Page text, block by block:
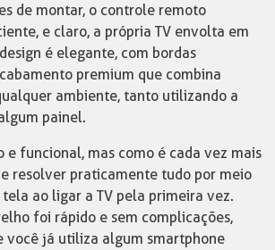
de montar, o controle remoto
e claro, a própria TV envolta em
é elegante, com bordas
premium que combina
ambiente, tanto utilizando a
painel.
e funcional, mas como é cada vez mais
resolver praticamente tudo por meio
ao ligar a TV pela primeira vez.
foi rápido e sem complicações,
você já utiliza algum smartphone